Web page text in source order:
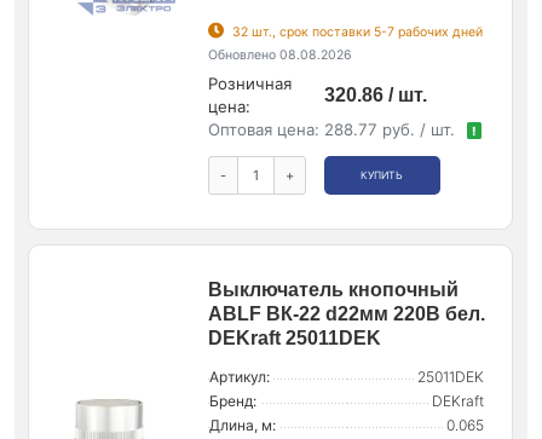
32 шт., срок поставки 5-7 рабочих дней
Обновлено 08.08.2026
Розничная
цена:
320.86 / шт.
Оптовая цена: 288.77 руб. / шт. !
- + КУПИТЬ
Выключатель кнопочный
ABLF ВК-22 d22мм 220В бел.
DEKraft 25011DEK
Артикул:
25011DEK
Бренд:
DEKraft
Длина, м:
0.065